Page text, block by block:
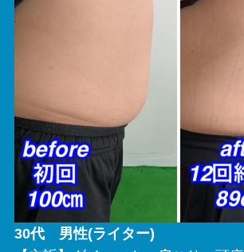
30代 男性(ライター)